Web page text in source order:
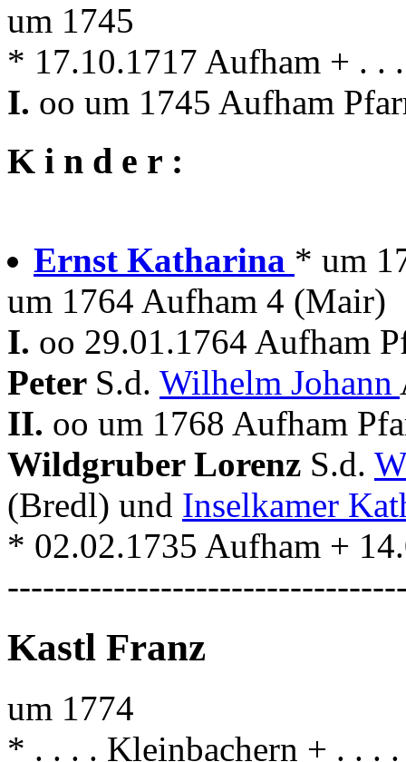
um 1745
* 17.10.1717 Aufham + . .
I. oo um 1745 Aufham
K i n d e r :
Ernst Katharina * um
um 1764 Aufham 4 (Mair)
I. oo 29.01.1764 Aufham
Peter S.d. Wilhelm Johann
II. oo um 1768 Aufham
Wildgruber Lorenz S.d.
(Bredl) und Inselkamer
* 02.02.1735 Aufham +
Kastl Franz
um 1774
* . . . . Kleinbachern + . . .